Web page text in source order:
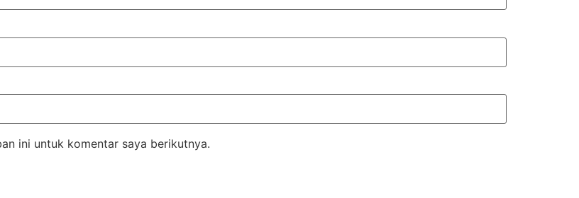
ini untuk komentar saya berikutnya.